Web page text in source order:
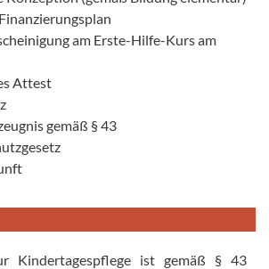
am Erste-Hilfe-Kurs am
Attest
gemäß § 43
Kindertagespflege ist gemäß § 43